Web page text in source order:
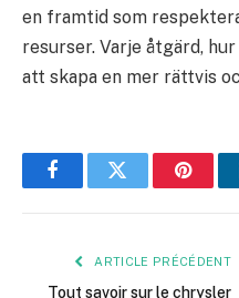
en framtid som
resurser. Varje åtgärd,
att skapa en mer rättvis
FacebookTwitter
ARTICLE PRÉCÉDENT
Tout savoir sur le chrysler